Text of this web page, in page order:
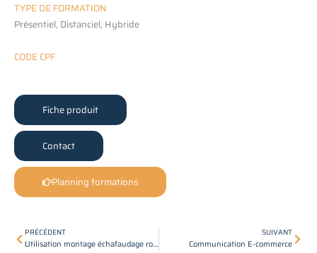
TYPE DE FORMATION
Présentiel, Distanciel, Hybride
CODE CPF
Fiche produit
Contact
Planning formations
Précédent
PRÉCÉDENT
Utilisation montage échafaudage roulant
SUIVANT
Communication E-commerce